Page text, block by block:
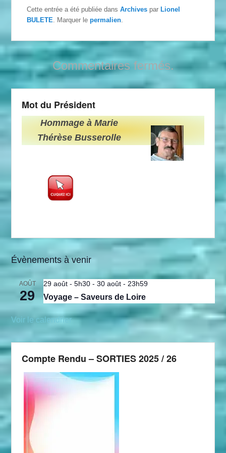
Cette entrée a été publiée dansArchives par Lionel
BULETE. Marquer lepermalien.
Commentaires fermés.
Mot du Président
Hommage à Marie
Thérèse Busserolle
Évènements à venir
AOÛT
29
29 août - 5h30 -30 août - 23h59
Voyage – Saveurs de Loire
Voir le calendrier
Compte Rendu – SORTIES 2025 / 26